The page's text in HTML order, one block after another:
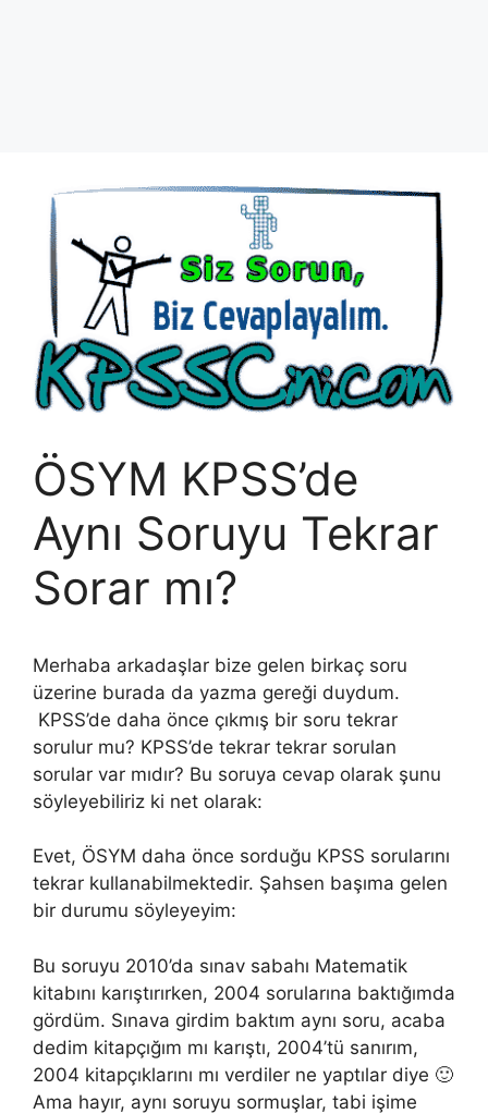
ÖSYM KPSS’de
Aynı Soruyu Tekrar
Sorar mı?
Merhaba arkadaşlar bize gelen birkaç soru
üzerine burada da yazma gereği duydum.
KPSS’de daha önce çıkmış bir soru tekrar
sorulur mu? KPSS’de tekrar tekrar sorulan
sorular var mıdır? Bu soruya cevap olarak şunu
söyleyebiliriz ki net olarak:
Evet, ÖSYM daha önce sorduğu KPSS sorularını
tekrar kullanabilmektedir. Şahsen başıma gelen
bir durumu söyleyeyim:
Bu soruyu 2010’da sınav sabahı Matematik
kitabını karıştırırken, 2004 sorularına baktığımda
gördüm. Sınava girdim baktım aynı soru, acaba
dedim kitapçığım mı karıştı, 2004’tü sanırım,
2004 kitapçıklarını mı verdiler ne yaptılar diye 🙂
Ama hayır, aynı soruyu sormuşlar, tabi işime